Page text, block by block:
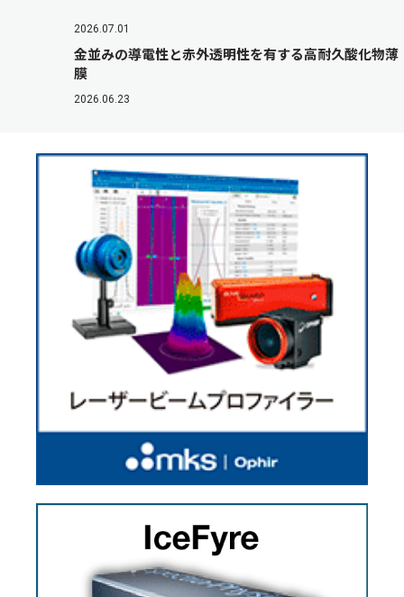
2026.07.01
金並みの導電性と赤外透明性を有する高耐久酸化物薄
膜
2026.06.23